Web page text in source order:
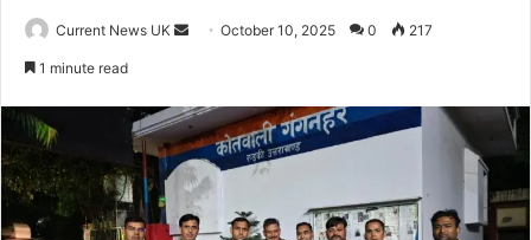
Current News UK
d
a
n
e
m
October 10, 2025 0 217
1 minute read